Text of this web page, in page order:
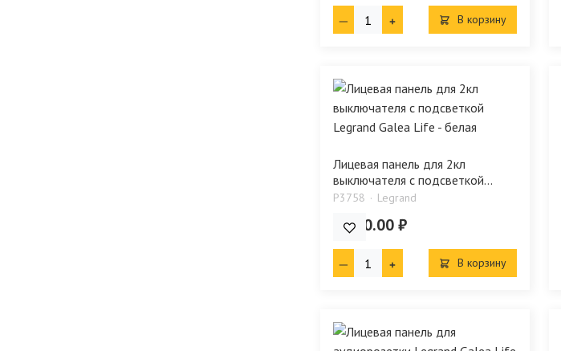
В корзину
Лицевая панель для 2кл
выключателя с подсветкой...
P3758 Legrand
1 080.00 ₽
В корзину